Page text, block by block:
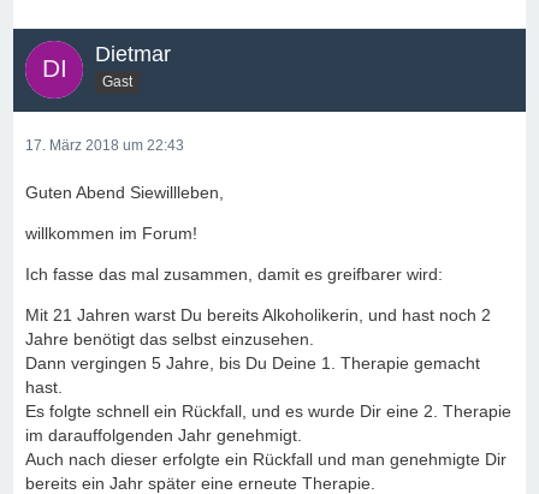
Dietmar
Gast
17. März 2018 um 22:43
Guten Abend Siewillleben,
willkommen im Forum!
Ich fasse das mal zusammen, damit es greifbarer wird:
Mit 21 Jahren warst Du bereits Alkoholikerin, und hast noch 2
Jahre benötigt das selbst einzusehen.
Dann vergingen 5 Jahre, bis Du Deine 1. Therapie gemacht
hast.
Es folgte schnell ein Rückfall, und es wurde Dir eine 2. Therapie
im darauffolgenden Jahr genehmigt.
Auch nach dieser erfolgte ein Rückfall und man genehmigte Dir
bereits ein Jahr später eine erneute Therapie.